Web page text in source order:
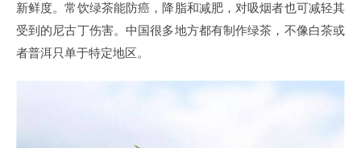
新鲜度。常饮绿茶能防癌，降脂和减肥，对吸烟者也可减轻其
受到的尼古丁伤害。中国很多地方都有制作绿茶，不像白茶或
者普洱只单于特定地区。